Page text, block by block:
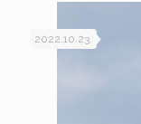
2022.10.23.